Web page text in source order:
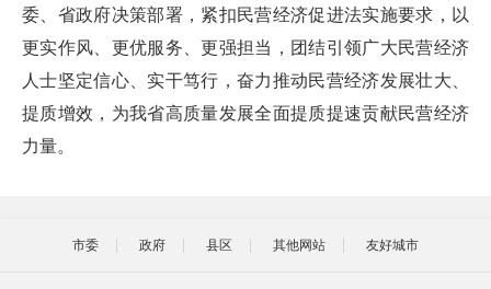
委、省政府决策部署，紧扣民营经济促进法实施要求，以
更实作风、更优服务、更强担当，团结引领广大民营经济
人士坚定信心、实干笃行，奋力推动民营经济发展壮大、
提质增效，为我省高质量发展全面提质提速贡献民营经济
力量。
市委 政府 县区 其他网站 友好城市